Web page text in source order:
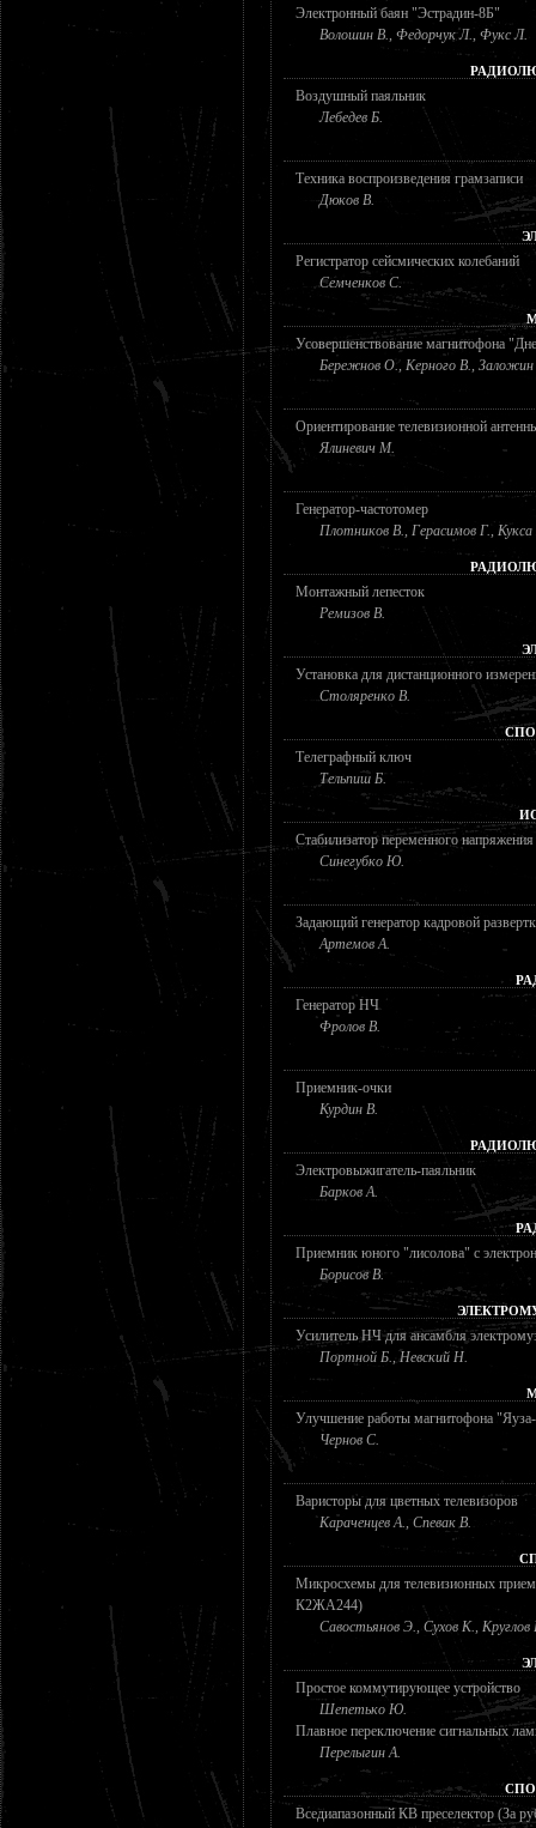
Электронный баян "Эстрадин-8Б"
Волошин В., Федорчук Л., Фукс Л.
Воздушный паяльник
Лебедев Б.
Техника воспроизведения грамзаписи
Дюков В.
Регистратор сейсмических колебаний
Семченков С.
Усовершенствование магнитофона
Бережнов О., Керного В.,
Ориентирование телевизионной
Ялиневич М.
Генератор-частотомер
Плотников В., Герасимов Г.,
Монтажный лепесток
Ремизов В.
Установка для дистанционного
Столяренко В.
Телеграфный ключ
Тельпиш Б.
Стабилизатор переменного напряжения
Синегубко Ю.
Задающий генератор кадровой
Артемов А.
Генератор НЧ
Фролов В.
Приемник-очки
Курдин В.
Электровыжигатель-паяльник
Барков А.
Приемник юного "лисолова" с
Борисов В.
Усилитель НЧ для ансамбля
Портной Б., Невский Н.
Улучшение работы магнитофона
Чернов С.
Варисторы для цветных телевизоров
Караченцев А., Спевак В.
Микросхемы для телевизионных
К2ЖА244)
Савостьянов Э., Сухов К., Круглов
Простое коммутирующее устройство
Шепетько Ю.
Плавное переключение сигнальных
Перелыгин А.
Вседиапазонный КВ преселектор (За